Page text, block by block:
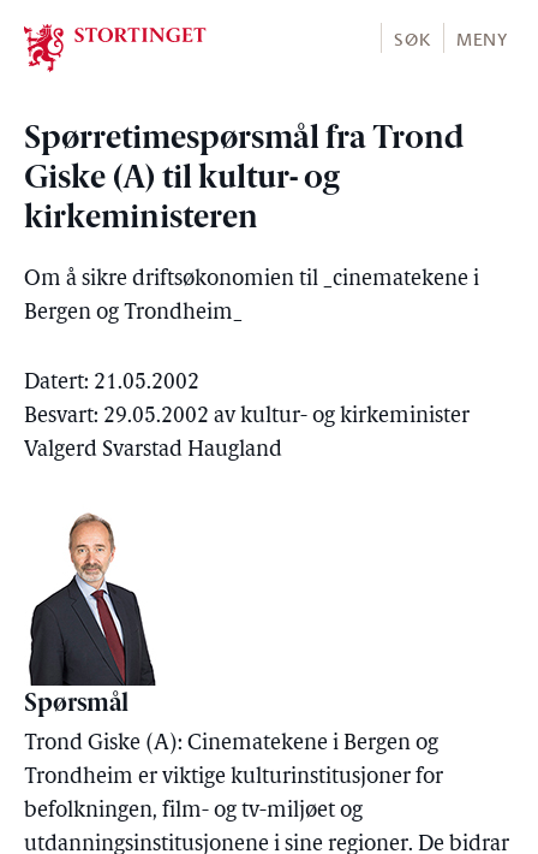
Stortinget.no
SØK MENY
Spørretimespørsmål fra Trond
Giske (A) til kultur- og
kirkeministeren
Om å sikre driftsøkonomien til _cinematekene i
Bergen og Trondheim_
Datert: 21.05.2002
Besvart: 29.05.2002 av kultur- og kirkeminister
Valgerd Svarstad Haugland
Spørsmål
Trond Giske (A): Cinematekene i Bergen og
Trondheim er viktige kulturinstitusjoner for
befolkningen, film- og tv-miljøet og
utdanningsinstitusjonene i sine regioner. De bidrar